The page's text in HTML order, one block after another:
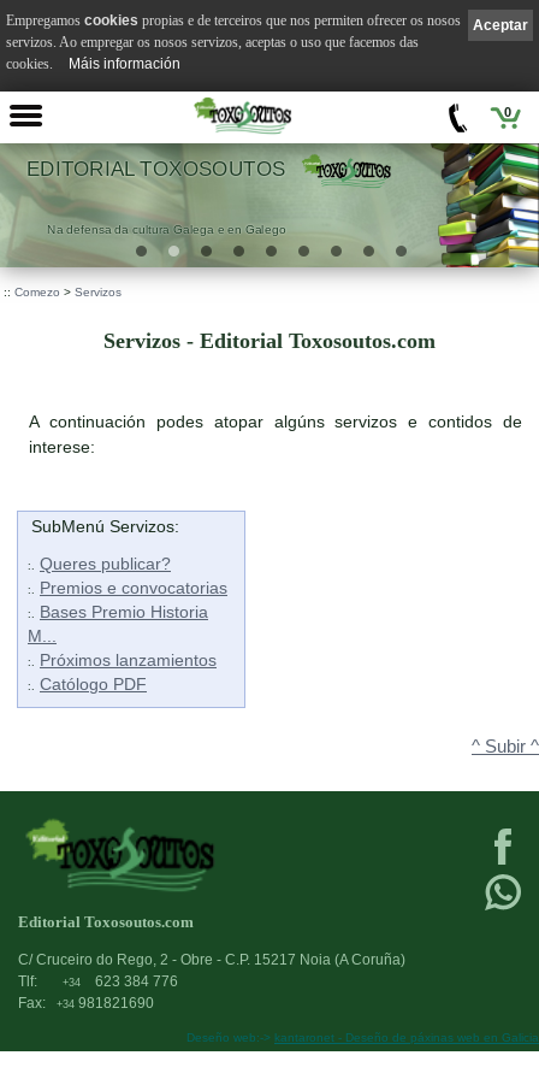
0
VILA SUÁREZ
:: Comezo > Servizos
Servizos - Editorial Toxosoutos.com
A continuación podes atopar algúns servizos e contidos de
interese:
SubMenú Servizos:
:. Queres publicar?
:. Premios e convocatorias
:.
Bases Premio Historia
M...
:. Próximos lanzamientos
:. Católogo PDF
^ Subir ^
Editorial Toxosoutos.com
C/ Cruceiro do Rego, 2 - Obre - C.P. 15217 Noia (A Coruña)
Tlf:
+34
623 384 776
Fax:
+34 981821690
Deseño web:-> kantaronet - Deseño de páxinas web en Galicia
Aceptar
Empregamos cookies propias e de terceiros que nos permiten ofrecer os nosos
servizos. Ao empregar os nosos servizos, aceptas o uso que facemos das
cookies.
Máis información